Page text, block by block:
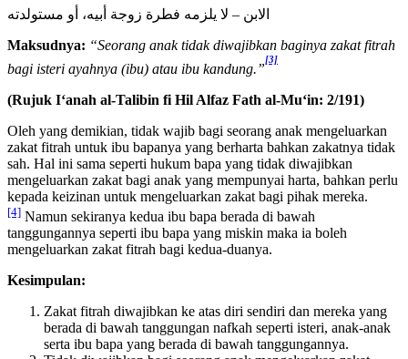
الابن – لا يلزمه فطرة زوجة أبيه، أو مستولدته
Maksudnya: “Seorang anak tidak diwajibkan baginya zakat fitrah
bagi isteri ayahnya (ibu) atau ibu kandung.”
[3]
(Rujuk I‘anah al-Talibin fi Hil Alfaz Fath al-Mu‘in: 2/191)
Oleh yang demikian, tidak wajib bagi seorang anak mengeluarkan
zakat fitrah untuk ibu bapanya yang berharta bahkan zakatnya tidak
sah. Hal ini sama seperti hukum bapa yang tidak diwajibkan
mengeluarkan zakat bagi anak yang mempunyai harta, bahkan perlu
kepada keizinan untuk mengeluarkan zakat bagi pihak mereka.
[4] Namun sekiranya kedua ibu bapa berada di bawah
tanggungannya seperti ibu bapa yang miskin maka ia boleh
mengeluarkan zakat fitrah bagi kedua-duanya.
Kesimpulan:
Zakat fitrah diwajibkan ke atas diri sendiri dan mereka yang
berada di bawah tanggungan nafkah seperti isteri, anak-anak
serta ibu bapa yang berada di bawah tanggungannya.